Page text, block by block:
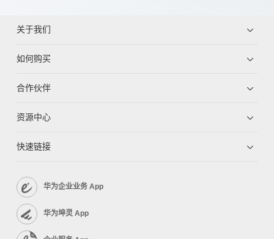
关于我们
如何购买
合作伙伴
资源中心
快速链接
华为企业业务 App
华为坤灵 App